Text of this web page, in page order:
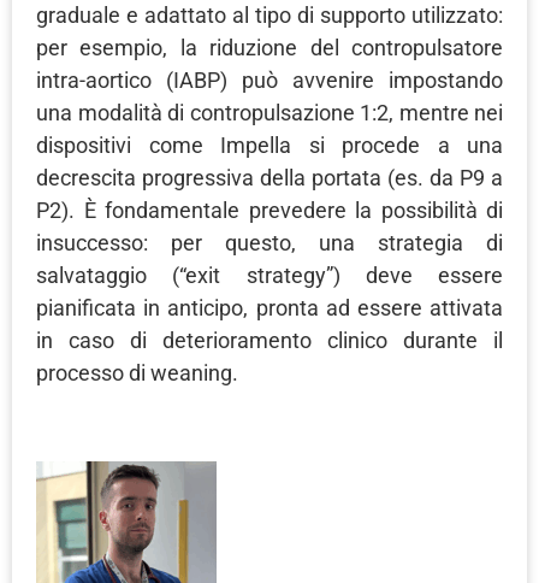
graduale e adattato al tipo di supporto utilizzato:
per esempio, la riduzione del contropulsatore
intra-aortico (IABP) può avvenire impostando
una modalità di contropulsazione 1:2, mentre nei
dispositivi come Impella si procede a una
decrescita progressiva della portata (es. da P9 a
P2). È fondamentale prevedere la possibilità di
insuccesso: per questo, una strategia di
salvataggio (“exit strategy”) deve essere
pianificata in anticipo, pronta ad essere attivata
in caso di deterioramento clinico durante il
processo di weaning.